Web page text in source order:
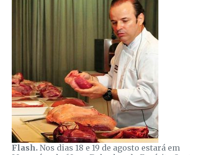
Flash. Nos dias 18 e 19 de agosto estará em